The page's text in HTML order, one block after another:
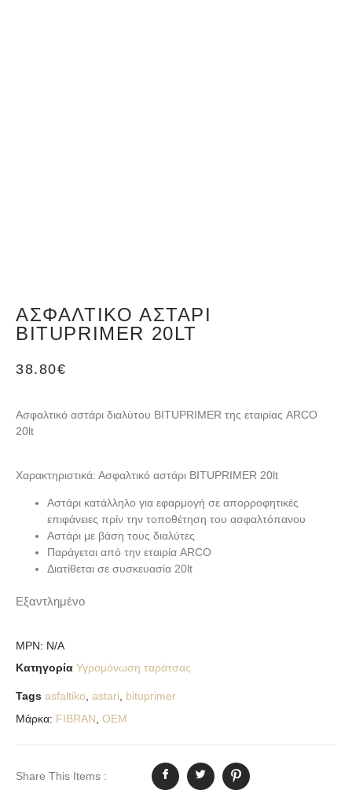
ΑΣΦΑΛΤΙΚΌ ΑΣΤΆΡΙ
BITUPRIMER 20LT
38.80€
Ασφαλτικό αστάρι διαλύτου BITUPRIMER της εταιρίας ARCO
20lt
Χαρακτηριστικά: Ασφαλτικό αστάρι BITUPRIMER 20lt
Αστάρι κατάλληλο για εφαρμογή σε απορροφητικές
επιφάνειες πρίν την τοποθέτηση του ασφαλτόπανου
Αστάρι με βάση τους διαλύτες
Παράγεται από την εταιρία ARCO
Διατίθεται σε συσκευασία 20lt
Εξαντλημένο
MPN: N/A
Κατηγορία Υγρομόνωση ταράτσας
Tags asfaltiko astari
bituprimer
Μάρκα: FIBRAN OEM
Share This Items :